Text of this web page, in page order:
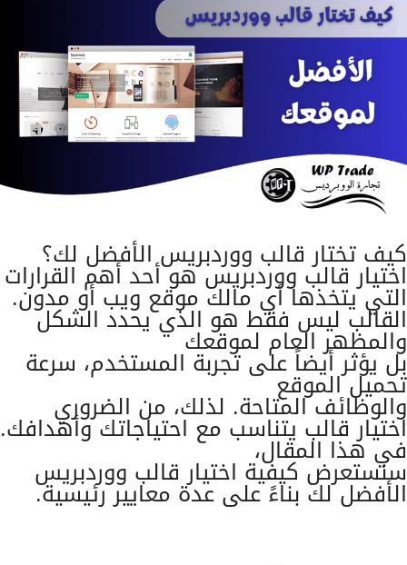
كيف تختار قالب ووردبريس الأفضل لك؟
اختيار قالب ووردبريس هو أحد أهم القرارات
التي يتخذها أي مالك موقع ويب أو مدون.
القالب ليس فقط هو الذي يحدد الشكل
والمظهر العام لموقعك
بل يؤثر أيضاً على تجربة المستخدم، سرعة
تحميل الموقع
والوظائف المتاحة. لذلك، من الضروري
اختيار قالب يتناسب مع احتياجاتك وأهدافك.
في هذا المقال،
سنستعرض كيفية اختيار قالب ووردبريس
الأفضل لك بناءً على عدة معايير رئيسية.